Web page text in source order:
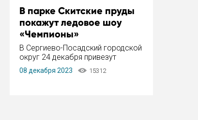
В парке Скитские пруды
покажут ледовое шоу
«Чемпионы»
В Сергиево-Посадский городской
округ 24 декабря привезут
ледовый тур «Чемпионы»
заслуженного мастера спорта,
08 декабря 2023 15312